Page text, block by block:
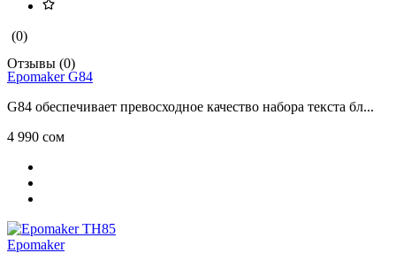
(0)
Отзывы (0)
Epomaker G84
G84 обеспечивает превосходное качество набора текста бл...
4 990 сом
Epomaker